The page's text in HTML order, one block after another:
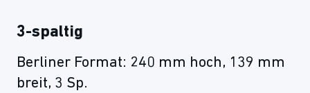
3-spaltig
Berliner Format: 240 mm hoch, 139 mm
breit, 3 Sp.